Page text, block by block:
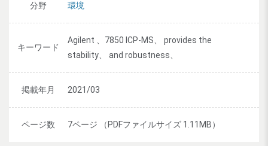
分野 環境
キーワード
Agilent 、7850 ICP-MS、 provides the
stability、 and robustness、
掲載年月 2021/03
ページ数 7ページ （PDFファイルサイズ 1.11MB）